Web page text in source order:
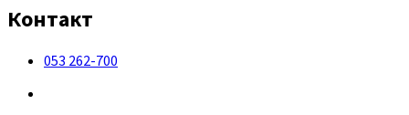
Контакт
053 262-700